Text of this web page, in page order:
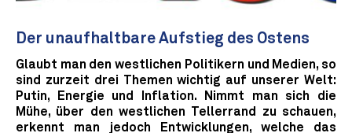
Der unaufhaltbare Aufstieg des Ostens
Glaubt man den westlichen Politikern und Medien, so
sind zurzeit drei Themen wichtig auf unserer Welt:
Putin, Energie und Inflation. Nimmt man sich die
Mühe, über den westlichen Tellerrand zu schauen,
erkennt man jedoch Entwicklungen, welche das